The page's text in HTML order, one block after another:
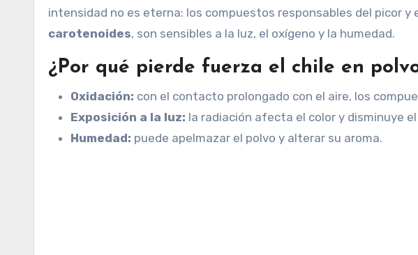
intensidad no es eterna: los compuestos responsables del picor y
carotenoides, son sensibles a la luz, el oxígeno y la humedad.
¿Por qué pierde fuerza el chile en
Oxidación: con el contacto prolongado con el aire, los
Exposición a la luz: la radiación afecta el color y disminuye el
Humedad: puede apelmazar el polvo y alterar su aroma.